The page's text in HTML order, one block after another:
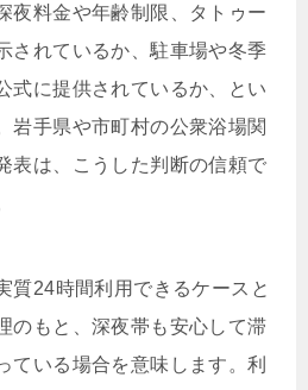
夜料金や年齢制限、タトゥー
されているか、駐車場や冬季
式に提供されているか、とい
岩手県や市町村の公衆浴場関
表は、こうした判断の信頼で
質24時間利用できるケースと
のもと、深夜帯も安心して滞
ている場合を意味します。利